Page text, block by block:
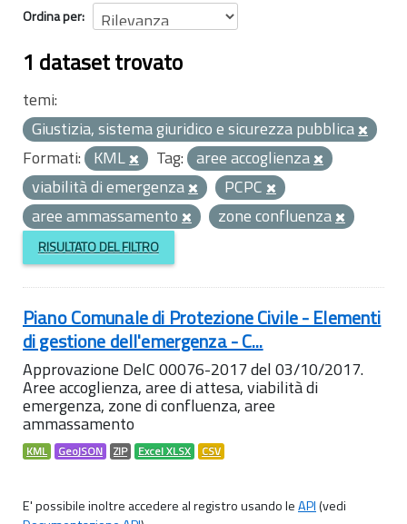
Ordina per
1 dataset trovato
temi:
Giustizia, sistema giuridico e sicurezza pubblica
Formati: KML Tag: aree accoglienza
viabilità di emergenza
PCPC
aree ammassamento
zone confluenza
RISULTATO DEL FILTRO
Piano Comunale di Protezione Civile - Elementi
di gestione dell'emergenza - C...
Approvazione DelC 00076-2017 del 03/10/2017.
Aree accoglienza, aree di attesa, viabilità di
emergenza, zone di confluenza, aree
ammassamento
KML GeoJSON ZIP Excel XLSX CSV
E' possibile inoltre accedere al registro usando leAPI(vedi